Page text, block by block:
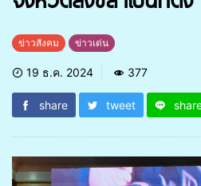
ข่าวสังคม ข่าวเด่น
19 ธ.ค. 2024 377
share tweet